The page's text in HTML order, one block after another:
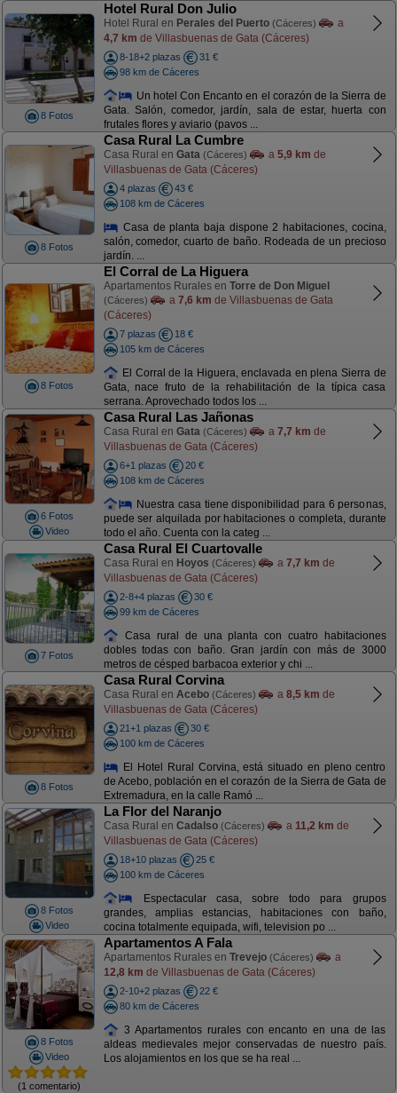
8 Fotos
Hotel Rural Don Julio
Hotel Rural en Perales del Puerto (Cáceres)
a
4,7 km de Villasbuenas de Gata (Cáceres)
8-18+2 plazas
31 €
98 km de Cáceres
Un hotel Con Encanto en el corazón de la Sierra de
Gata. Salón, comedor, jardín, sala de estar, huerta con
frutales flores y aviario (pavos ...
8 Fotos
Casa Rural La Cumbre
Casa Rural en Gata (Cáceres) a 5,9 km de
Villasbuenas de Gata (Cáceres)
4 plazas
43 €
108 km de Cáceres
Casa de planta baja dispone 2 habitaciones, cocina,
salón, comedor, cuarto de baño. Rodeada de un precioso
jardín. ...
8 Fotos
El Corral de La Higuera
Apartamentos Rurales en Torre de Don Miguel
(Cáceres) a 7,6 km de Villasbuenas de Gata
(Cáceres)
7 plazas
18 €
105 km de Cáceres
El Corral de la Higuera, enclavada en plena Sierra de
Gata, nace fruto de la rehabilitación de la típica casa
serrana. Aprovechado todos los ...
6 Fotos
Video
Casa Rural Las Jañonas
Casa Rural en Gata (Cáceres) a 7,7 km de
Villasbuenas de Gata (Cáceres)
6+1 plazas
20 €
108 km de Cáceres
Nuestra casa tiene disponibilidad para 6 personas,
puede ser alquilada por habitaciones o completa, durante
todo el año. Cuenta con la categ ...
7 Fotos
Casa Rural El Cuartovalle
Casa Rural en Hoyos (Cáceres) a 7,7 km de
Villasbuenas de Gata (Cáceres)
2-8+4 plazas
30 €
99 km de Cáceres
Casa rural de una planta con cuatro habitaciones
dobles todas con baño. Gran jardín con más de 3000
metros de césped barbacoa exterior y chi ...
8 Fotos
Casa Rural Corvina
Casa Rural en Acebo (Cáceres) a 8,5 km de
Villasbuenas de Gata (Cáceres)
21+1 plazas
30 €
100 km de Cáceres
El Hotel Rural Corvina, está situado en pleno centro
de Acebo, población en el corazón de la Sierra de Gata de
Extremadura, en la calle Ramó ...
8 Fotos
Video
La Flor del Naranjo
Casa Rural en Cadalso (Cáceres) a 11,2 km de
Villasbuenas de Gata (Cáceres)
18+10 plazas
25 €
100 km de Cáceres
Espectacular casa, sobre todo para grupos
grandes, amplias estancias, habitaciones con baño,
cocina totalmente equipada, wifi, television po ...
8 Fotos
Video
(1 comentario)
Apartamentos A Fala
Apartamentos Rurales en Trevejo (Cáceres)
a
12,8 km de Villasbuenas de Gata (Cáceres)
2-10+2 plazas
22 €
80 km de Cáceres
3 Apartamentos rurales con encanto en una de las
aldeas medievales mejor conservadas de nuestro país.
Los alojamientos en los que se ha real ...